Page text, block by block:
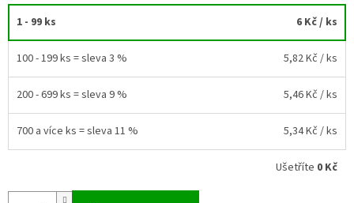
1 - 99 ks 6 Kč/ ks
100 - 199 ks = sleva 3 % 5,82 Kč / ks
200 - 699 ks = sleva 9 % 5,46 Kč / ks
700 a více ks = sleva 11 % 5,34 Kč / ks
Ušetříte 0 Kč